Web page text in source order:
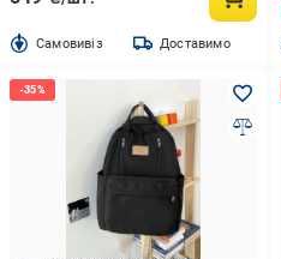
Cамовивіз Доставимо